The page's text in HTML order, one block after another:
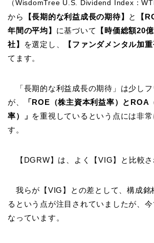
（WisdomTree U.S. Dividend Index：
から
【長期的な利益成長の期待】 と
【
年間の平均】 に基づいて
【時価総額20
社】
を選定し、 【ファンダメンタル加重
てます。
「長期的な利益成長の期待」は少しフ
が、
「ROE（株主資本利益率）とROA
率）」 を重視しているという点には非
す。
【DGRW】は、よく【VIG】と比較さ
我らが【VIG】との差として、構成銘
るという点が注目されていましたが、今
なっています。